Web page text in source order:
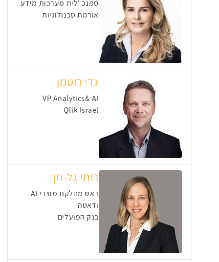
סמנכ"לית מערכות מידע
אורמת טכנולוגיות
גדי רוטמן
VP Analytics& AI
Qlik Israel
רותי גל-חן
ראש מחלקת מוצרי AI
ודאטה
בנק הפועלים